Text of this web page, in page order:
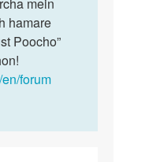
hamare
Poocho”
forum